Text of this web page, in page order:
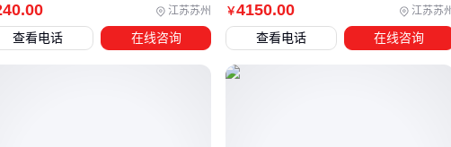
三、不同加工场景该用死顶尖还是活顶尖？
）：
.00 江苏苏州
查看电话 在线咨询
￥4150.00 江苏苏
查看电话 在线咨询